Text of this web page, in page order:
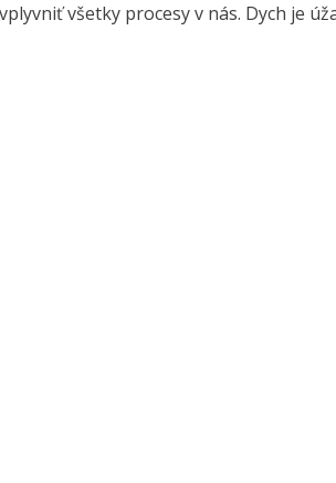
všetky procesy v nás. Dych je